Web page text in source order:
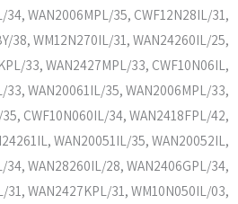
34, WAN2006MPL/35, CWF12N28IL/31,
38, WM12N270IL/31, WAN24260IL/25,
33, WAN2427MPL/33, CWF10N06IL,
33, WAN20061IL/35, WAN2006MPL/33,
CWF10N060IL/34, WAN2418FPL/42,
WAN20051IL/35, WAN20052IL,
34, WAN28260IL/28, WAN2406GPL/34,
31, WAN2427KPL/31, WM10N050IL/03,